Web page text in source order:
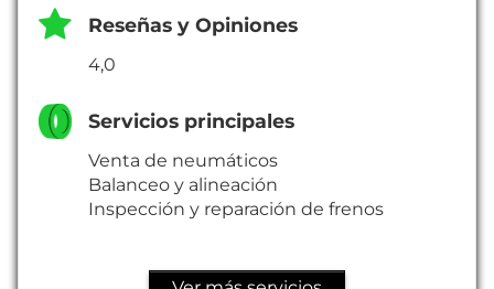
Reseñas y Opiniones
4,0
Servicios principales
Venta de neumáticos
Balanceo y alineación
Inspección y reparación de frenos